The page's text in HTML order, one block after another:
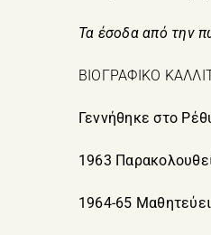
Τα έσοδα από την
ΒΙΟΓΡΑΦΙΚΟ
Γεννήθηκε στο
1963
1964-65